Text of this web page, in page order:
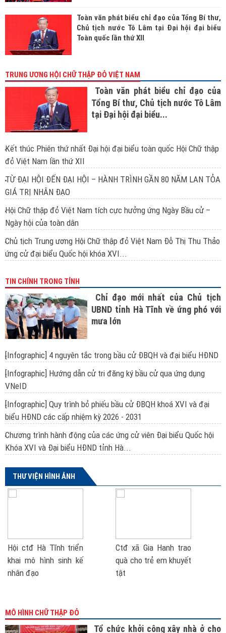
Toàn văn phát biểu chỉ đạo của Tổng Bí thư,
Chủ tịch nước Tô Lâm tại Đại hội đại biểu
Toàn quốc lần thứ XII
TRUNG ƯƠNG HỘI CHỮ THẬP ĐỎ VIỆT NAM
Toàn văn phát biểu chỉ đạo của
Tổng Bí thư, Chủ tịch nước Tô Lâm
tại Đại hội đại biểu...
Kết thúc Phiên thứ nhất Đại hội đại biểu toàn quốc Hội Chữ thập
đỏ Việt Nam lần thứ XII
TỪ ĐẠI HỘI ĐẾN ĐẠI HỘI – HÀNH TRÌNH GẦN 80 NĂM LAN TỎA
GIÁ TRỊ NHÂN ĐẠO
Hội Chữ thập đỏ Việt Nam tích cực hưởng ứng Ngày Bầu cử –
Ngày hội của toàn dân
Chủ tịch Trung ương Hội Chữ thập đỏ Việt Nam Đỗ Thị Thu Thảo
ứng cử đại biểu Quốc hội khóa XVI...
TIN CHÍNH TRONG TỈNH
Chỉ đạo mới nhất của Chủ tịch
UBND tỉnh Hà Tĩnh về ứng phó với
mưa lớn
[Infographic] 4 nguyên tắc trong bầu cử ĐBQH và đại biểu HĐND
[Infographic] Hướng dẫn cử tri đăng ký bầu cử qua ứng dụng
VNeID
[Infographic] Quy trình bỏ phiếu bầu cử ĐBQH khoá XVI và đại
biểu HĐND các cấp nhiệm kỳ 2026 - 2031
Chương trình hành động của các ứng cử viên Đại biểu Quốc hội
Khóa XVI và Đại biểu HĐND tỉnh Hà...
THƯ VIỆN HÌNH ẢNH
Hội ctđ Hà Tĩnh triển
khai mô hình sinh kế
nhân đạo
Ctđ xã Gia Hanh trao
quà cho trẻ em khuyết
tật
MÔ HÌNH CHỮ THẬP ĐỎ
Tổ chức khởi công xây nhà ở cho